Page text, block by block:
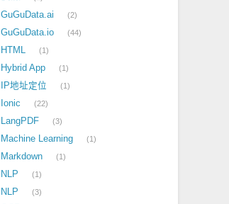
GuGuData.ai 2
GuGuData.io 44
HTML 1
Hybrid App 1
IP地址定位 1
Ionic 22
LangPDF 3
Machine Learning 1
Markdown 1
NLP 1
NLP 3